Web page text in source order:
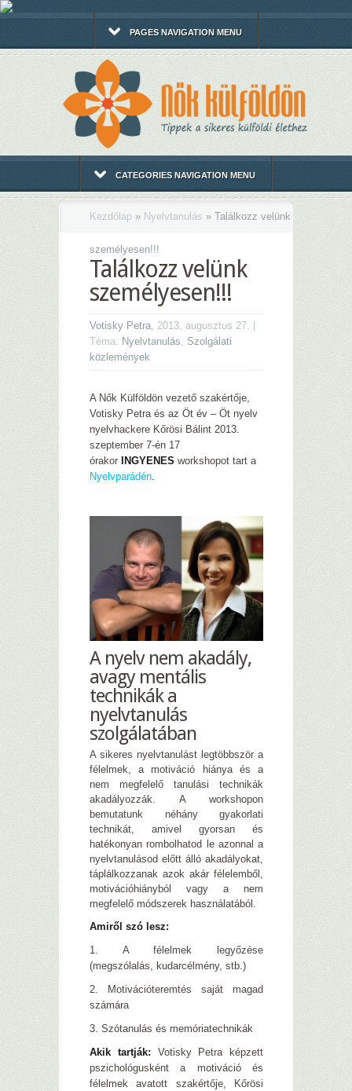
PAGES NAVIGATION MENU
CATEGORIES NAVIGATION MENU
Kezdőlap » Nyelvtanulás » Találkozz velünk
személyesen!!!
Találkozz velünk
személyesen!!!
Votisky Petra, 2013. augusztus 27. |
Téma: Nyelvtanulás, Szolgálati
közlemények
A Nők Külföldön vezető szakértője,
Votisky Petra és az Öt év – Öt nyelv
nyelvhackere Kőrösi Bálint 2013.
szeptember 7-én 17
órakor
INGYENES workshopot tart a
Nyelvparádén.
A nyelv nem akadály,
avagy mentális
technikák a
nyelvtanulás
szolgálatában
A sikeres nyelvtanulást legtöbbször a
félelmek, a motiváció hiánya és a
nem megfelelő tanulási technikák
akadályozzák. A workshopon
bemutatunk néhány gyakorlati
technikát, amivel gyorsan és
hatékonyan rombolhatod le azonnal a
nyelvtanulásod előtt álló akadályokat,
táplálkozzanak azok akár félelemből,
motivációhiányból vagy a nem
megfelelő módszerek használatából.
Amiről szó lesz:
1. A félelmek legyőzése
(megszólalás, kudarcélmény, stb.)
2. Motivációteremtés saját magad
számára
3. Szótanulás és memóriatechnikák
Akik tartják: Votisky Petra képzett
pszichológusként a motiváció és
félelmek avatott szakértője, Kőrösi